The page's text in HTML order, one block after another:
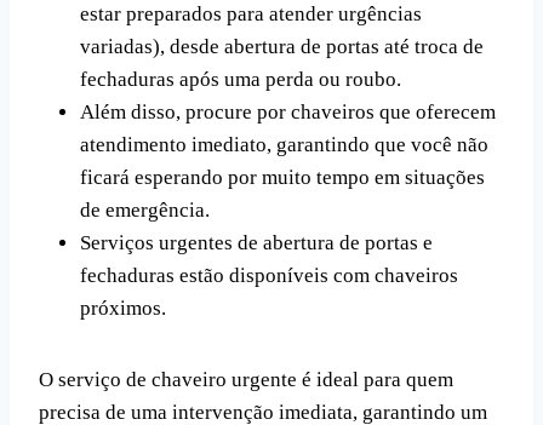
estar preparados para atender urgências
variadas), desde abertura de portas até troca de
fechaduras após uma perda ou roubo.
Além disso, procure por chaveiros que oferecem
atendimento imediato, garantindo que você não
ficará esperando por muito tempo em situações
de emergência.
Serviços urgentes de abertura de portas e
fechaduras estão disponíveis com chaveiros
próximos.
O serviço de chaveiro urgente é ideal para quem
precisa de uma intervenção imediata, garantindo um